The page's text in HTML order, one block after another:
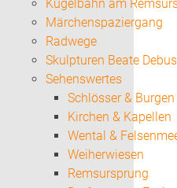
Kugelbahn am
Märchenspaziergang
Radwege
Skulpturen Beate Debus
Sehenswertes
Schlösser & Burgen
Kirchen & Kapellen
Wental &
Weiherwiesen
Remsursprung